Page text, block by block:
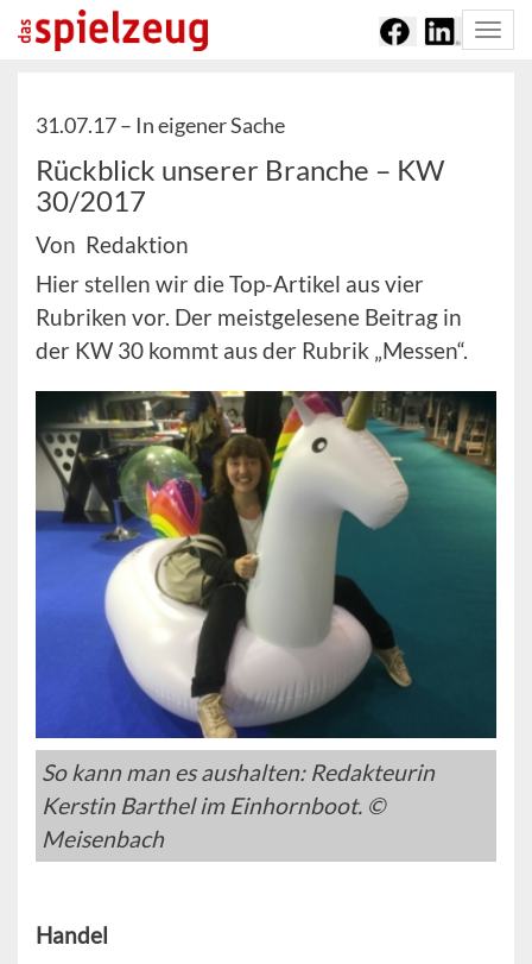
31.07.17 – In eigener Sache
Rückblick unserer Branche – KW
30/2017
Von Redaktion
Hier stellen wir die Top-Artikel aus vier
Rubriken vor. Der meistgelesene Beitrag in
der KW 30 kommt aus der Rubrik „Messen“.
So kann man es aushalten: Redakteurin
Kerstin Barthel im Einhornboot. ©
Meisenbach
Handel